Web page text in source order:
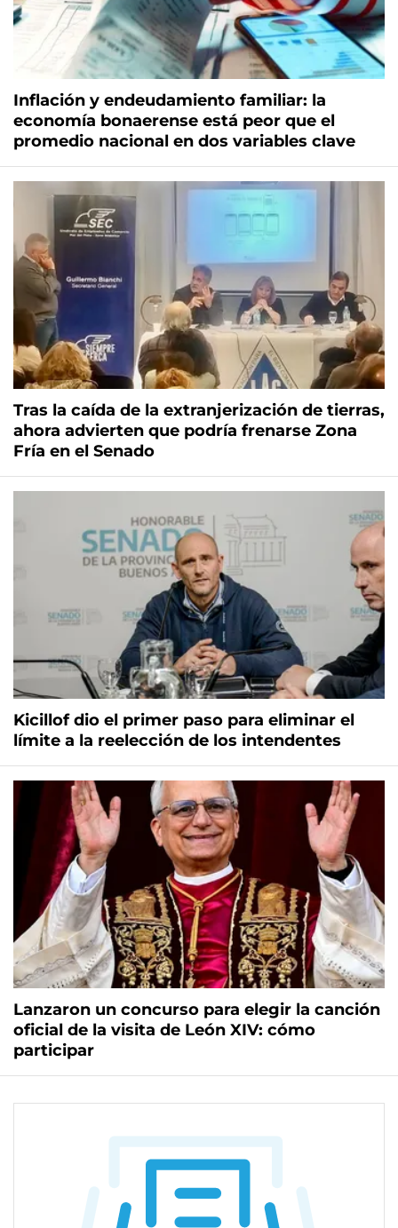
Inflación y endeudamiento familiar: la
economía bonaerense está peor que el
promedio nacional en dos variables clave
Tras la caída de la extranjerización de tierras,
ahora advierten que podría frenarse Zona
Fría en el Senado
Kicillof dio el primer paso para eliminar el
límite a la reelección de los intendentes
Lanzaron un concurso para elegir la canción
oficial de la visita de León XIV: cómo
participar